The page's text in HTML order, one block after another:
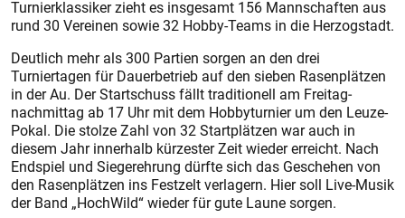
Turnierklassiker zieht es insgesamt 156 Mannschaften aus
rund 30 Vereinen sowie 32 Hobby-Teams in die Herzogstadt.
Deutlich mehr als 300 Partien sorgen an den drei
Turniertagen für Dauerbetrieb auf den sieben Rasenplätzen
in der Au. Der Startschuss fällt traditionell am Freitag­
nachmittag ab 17 Uhr mit dem Hobbyturnier um den Leuze-
Pokal. Die stolze Zahl von 32 Startplätzen war auch in
diesem Jahr innerhalb kürzester Zeit wieder erreicht. Nach
Endspiel und Siegerehrung dürfte sich das Geschehen von
den Rasenplätzen ins Festzelt verlagern. Hier soll Live-Musik
der Band „HochWild“ wieder für gute Laune sorgen.